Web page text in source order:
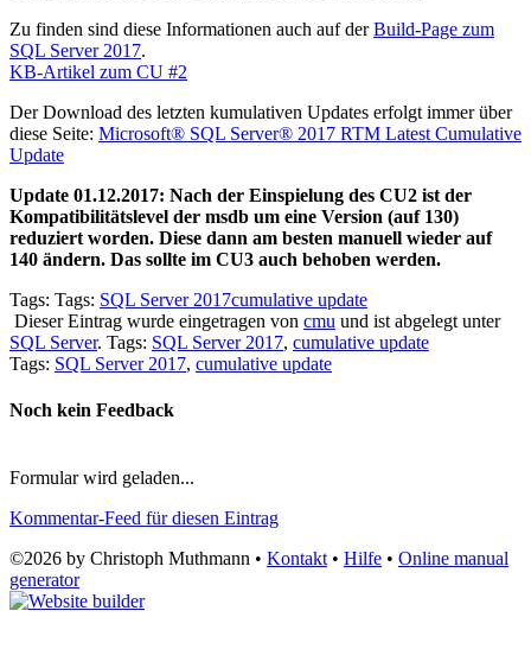
Zu finden sind diese Informationen auch auf derBuild-Page zum
SQL Server 2017.
KB-Artikel zum CU #2
Der Download des letzten kumulativen Updates erfolgt immer über
diese Seite: Microsoft® SQL Server® 2017 RTM Latest Cumulative
Update
Update 01.12.2017: Nach der Einspielung des CU2 ist der
Kompatibilitätslevel der msdb um eine Version (auf 130)
reduziert worden. Diese dann am besten manuell wieder auf
140 ändern. Das sollte im CU3 auch behoben werden.
Tags: Tags: SQL Server 2017cumulative update
Dieser Eintrag wurde eingetragen von cmu und ist abgelegt unter
SQL Server. Tags: SQL Server 2017, cumulative update
Tags: SQL Server 2017, cumulative update
Noch kein Feedback
Formular wird geladen...
Kommentar-Feed für diesen Eintrag
©2026 by Christoph Muthmann • Kontakt • Hilfe • Online manual
generator